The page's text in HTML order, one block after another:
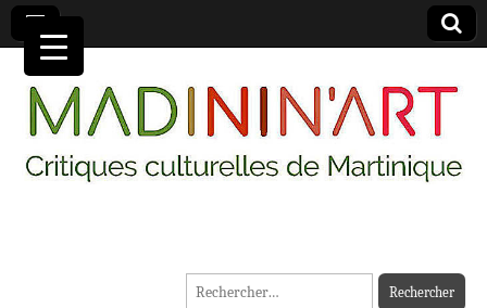
MADININ'ART
Rechercher :